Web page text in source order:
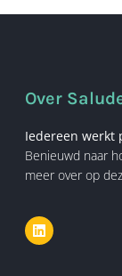
Over
Iedereen werkt
Benieuwd naar
meer over op